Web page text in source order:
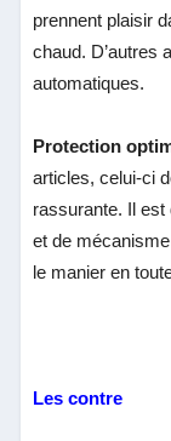
prennent plaisir
chaud. D’autres
automatiques.
Protection
articles, celui-ci
rassurante. Il est
et de
le manier en
Les contre